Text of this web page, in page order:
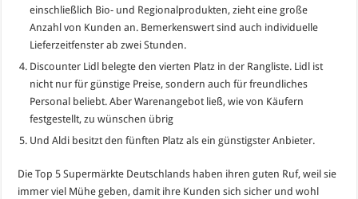
einschließlich Bio- und Regionalprodukten, zieht eine große
Anzahl von Kunden an. Bemerkenswert sind auch individuelle
Lieferzeitfenster ab zwei Stunden.
Discounter Lidl belegte den vierten Platz in der Rangliste. Lidl ist
nicht nur für günstige Preise, sondern auch für freundliches
Personal beliebt. Aber Warenangebot ließ, wie von Käufern
festgestellt, zu wünschen übrig
Und Aldi besitzt den fünften Platz als ein günstigster Anbieter.
Die Top 5 Supermärkte Deutschlands haben ihren guten Ruf, weil sie
immer viel Mühe geben, damit ihre Kunden sich sicher und wohl